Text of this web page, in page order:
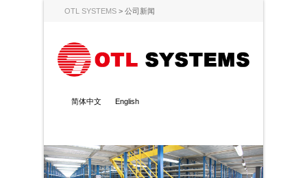
OTL SYSTEMS > 公司新闻
简体中文 English